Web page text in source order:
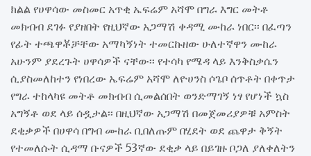
ክልል የሀዋሳው መስመር አጥቂ ኤፍሬም አሻሞ በግራ እግር መትቶ
መክብብ ደገፉ የያዘበት የዚህኛው አጋማሽ ቀዳሚ ሙከራ ነበር፡፡ በፈጣን
የፊት ተጫዋቾቻቸው አማካኝነት ተመርኩዘው ሁለተኛዋን ሙከራ
አሁንም ያደረጉት ሀዋሳዎች ናቸው፡፡ የተሳካ የሜዳ ላይ እንቅስቃሴን
ሲያስመለከተን የነበረው ኤፍሬም አሻሞ ለዮሀንስ ሶጌቦ ሰጥቶት በቀጥታ
የግራ ተከላካዩ መትቶ መክብብ ሲመልሰበት ወንድማገኝ ነፃ የሆነች ኳስ
አግኝቶ ወደ ላይ ሰዷታል፡፡ በዚህኛው አጋማሽ በመጀመሪያዎቹ አምስት
ደቂቃዎች በሀዋሳ በግብ ሙከራ ቢበለጡም በሂደት ወደ ጨዋታ ቅኝት
የተመለሱት ሲዳማ ቡናዎች 53ኛው ደቂቃ ላይ በይገዙ ቦጋለ ያለቀለትን